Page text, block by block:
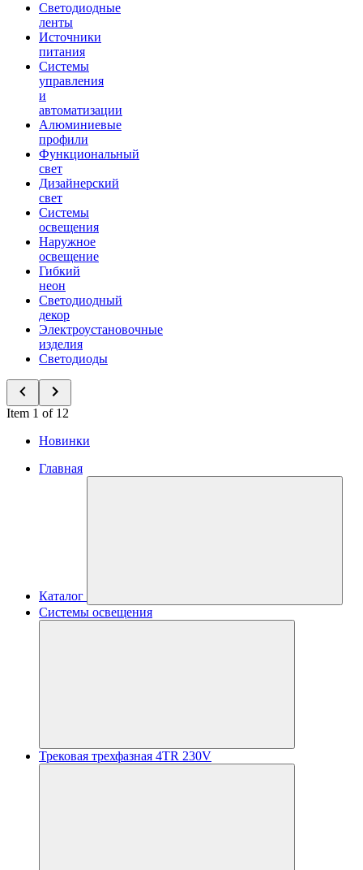
Светодиодные
ленты
Источники
питания
Системы
управления
и
автоматизации
Алюминиевые
профили
Функциональный
свет
Дизайнерский
свет
Системы
освещения
Наружное
освещение
Гибкий
неон
Светодиодный
декор
Электроустановочные
изделия
Светодиоды
Item 1 of 12
Новинки
Главная
Каталог
Системы освещения
Трековая трехфазная 4TR 230V